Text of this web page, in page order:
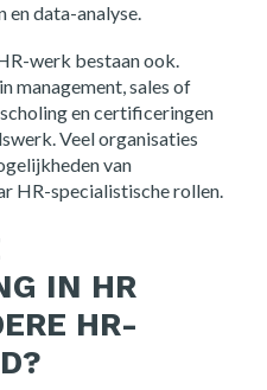
en data-analyse.
werk bestaan ook.
management, sales of
en certificeringen
Veel organisaties
van
HR-specialistische rollen.
IN HR
HR-